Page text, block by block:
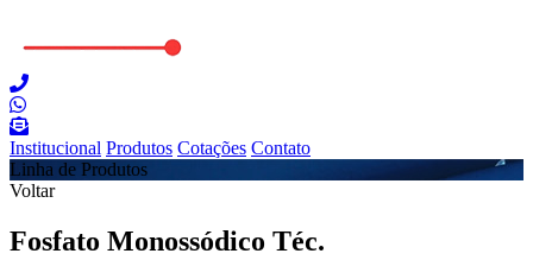
Institucional Produtos Cotações Contato
Linha de Produtos
Voltar
Fosfato Monossódico Téc.